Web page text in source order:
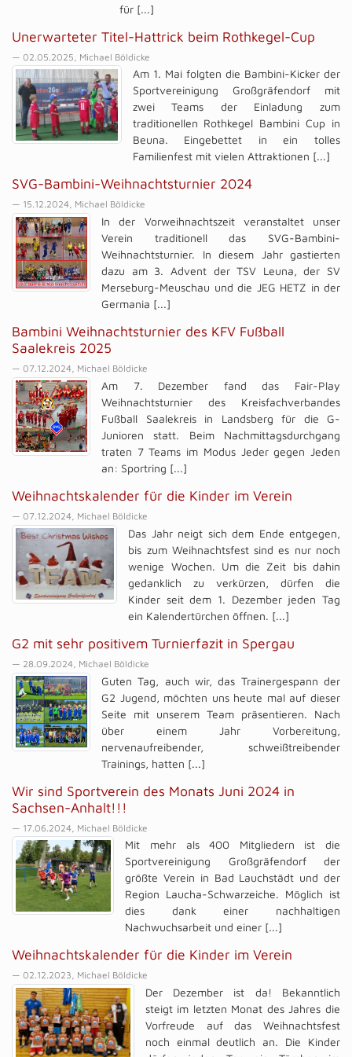
für [...]
Unerwarteter Titel-Hattrick beim Rothkegel-Cup
— 02.05.2025, Michael Böldicke
Am 1. Mai folgten die Bambini-Kicker der
Sportvereinigung Großgräfendorf mit
zwei Teams der Einladung zum
traditionellen Rothkegel Bambini Cup in
Beuna. Eingebettet in ein tolles
Familienfest mit vielen Attraktionen [...]
SVG-Bambini-Weihnachtsturnier 2024
— 15.12.2024, Michael Böldicke
In der Vorweihnachtszeit veranstaltet unser
Verein traditionell das SVG-Bambini-
Weihnachtsturnier. In diesem Jahr gastierten
dazu am 3. Advent der TSV Leuna, der SV
Merseburg-Meuschau und die JEG HETZ in der
Germania [...]
Bambini Weihnachtsturnier des KFV Fußball
Saalekreis 2025
— 07.12.2024, Michael Böldicke
Am 7. Dezember fand das Fair-Play
Weihnachtsturnier des Kreisfachverbandes
Fußball Saalekreis in Landsberg für die G-
Junioren statt. Beim Nachmittagsdurchgang
traten 7 Teams im Modus Jeder gegen Jeden
an: Sportring [...]
Weihnachtskalender für die Kinder im Verein
— 07.12.2024, Michael Böldicke
Das Jahr neigt sich dem Ende entgegen,
bis zum Weihnachtsfest sind es nur noch
wenige Wochen. Um die Zeit bis dahin
gedanklich zu verkürzen, dürfen die
Kinder seit dem 1. Dezember jeden Tag
ein Kalendertürchen öffnen. [...]
G2 mit sehr positivem Turnierfazit in Spergau
— 28.09.2024, Michael Böldicke
Guten Tag, auch wir, das Trainergespann der
G2 Jugend, möchten uns heute mal auf dieser
Seite mit unserem Team präsentieren. Nach
über einem Jahr Vorbereitung,
nervenaufreibender, schweißtreibender
Trainings, hatten [...]
Wir sind Sportverein des Monats Juni 2024 in
Sachsen-Anhalt!!!
— 17.06.2024, Michael Böldicke
Mit mehr als 400 Mitgliedern ist die
Sportvereinigung Großgräfendorf der
größte Verein in Bad Lauchstädt und der
Region Laucha-Schwarzeiche. Möglich ist
dies dank einer nachhaltigen
Nachwuchsarbeit und einer [...]
Weihnachtskalender für die Kinder im Verein
— 02.12.2023, Michael Böldicke
Der Dezember ist da! Bekanntlich
steigt im letzten Monat des Jahres die
Vorfreude auf das Weihnachtsfest
noch einmal deutlich an. Die Kinder